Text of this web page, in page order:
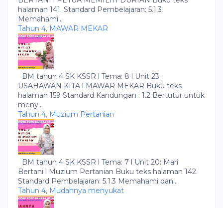
halaman 141. Standard Pembelajaran: 5.1.3
Memahami...
Tahun 4, MAWAR MEKAR
BM tahun 4 SK KSSR l Tema: 8 l Unit 23 :
USAHAWAN KITA l MAWAR MEKAR Buku teks
halaman 159 Standard Kandungan : 1.2 Bertutur untuk
meny...
Tahun 4, Muzium Pertanian
BM tahun 4 SK KSSR l Tema: 7 l Unit 20: Mari
Bertani l Muzium Pertanian Buku teks halaman 142.
Standard Pembelajaran: 5.1.3 Memahami dan...
Tahun 4, Mudahnya menyukat